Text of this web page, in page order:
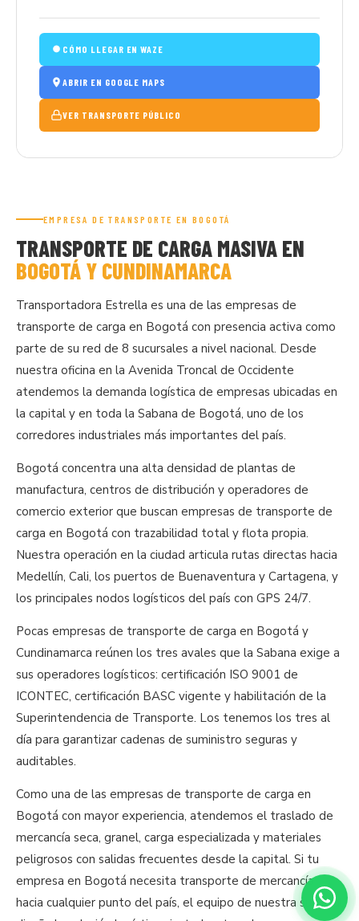
CÓMO LLEGAR EN WAZE
ABRIR EN GOOGLE MAPS
VER TRANSPORTE PÚBLICO
EMPRESA DE TRANSPORTE EN BOGOTÁ
TRANSPORTE DE CARGA MASIVA EN
BOGOTÁ Y CUNDINAMARCA
Transportadora Estrella es una de las empresas de
transporte de carga en Bogotá con presencia activa como
parte de su red de 8 sucursales a nivel nacional. Desde
nuestra oficina en la Avenida Troncal de Occidente
atendemos la demanda logística de empresas ubicadas en
la capital y en toda la Sabana de Bogotá, uno de los
corredores industriales más importantes del país.
Bogotá concentra una alta densidad de plantas de
manufactura, centros de distribución y operadores de
comercio exterior que buscan empresas de transporte de
carga en Bogotá con trazabilidad total y flota propia.
Nuestra operación en la ciudad articula rutas directas hacia
Medellín, Cali, los puertos de Buenaventura y Cartagena, y
los principales nodos logísticos del país con GPS 24/7.
Pocas empresas de transporte de carga en Bogotá y
Cundinamarca reúnen los tres avales que la Sabana exige a
sus operadores logísticos: certificación ISO 9001 de
ICONTEC, certificación BASC vigente y habilitación de la
Superintendencia de Transporte. Los tenemos los tres al
día para garantizar cadenas de suministro seguras y
auditables.
Como una de las empresas de transporte de carga en
Bogotá con mayor experiencia, atendemos el traslado de
mercancía seca, granel, carga especializada y materiales
peligrosos con salidas frecuentes desde la capital. Si tu
empresa en Bogotá necesita transporte de mercancía
hacia cualquier punto del país, el equipo de nuestra sucursal